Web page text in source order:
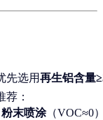
先选用再生铝含量
荐：
粉末喷涂（VOC≈0